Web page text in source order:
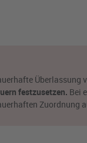
Überlassung
festzusetzen. Bei
Zuordnung